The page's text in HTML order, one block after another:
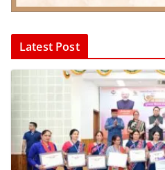
Latest Post